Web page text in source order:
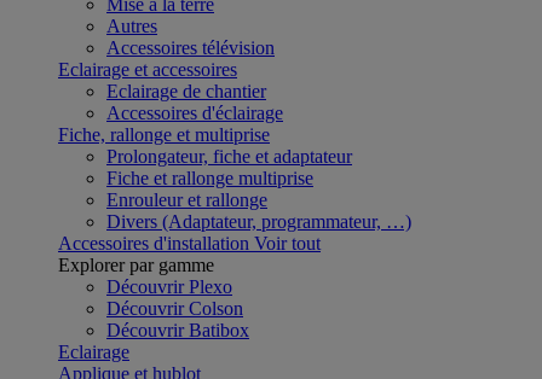
Mise à la terre
Autres
Accessoires télévision
Eclairage et accessoires
Eclairage de chantier
Accessoires d'éclairage
Fiche, rallonge et multiprise
Prolongateur, fiche et adaptateur
Fiche et rallonge multiprise
Enrouleur et rallonge
Divers (Adaptateur, programmateur, …)
Accessoires d'installation Voir tout
Explorer par gamme
Découvrir Plexo
Découvrir Colson
Découvrir Batibox
Eclairage
Applique et hublot